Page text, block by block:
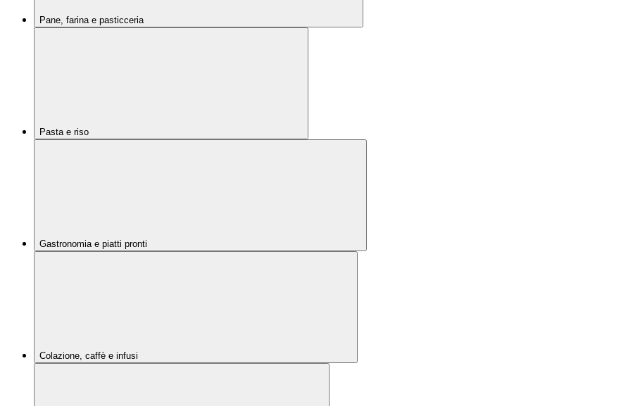
Pane, farina e pasticceria
Pasta e riso
Gastronomia e piatti pronti
Colazione, caffè e infusi